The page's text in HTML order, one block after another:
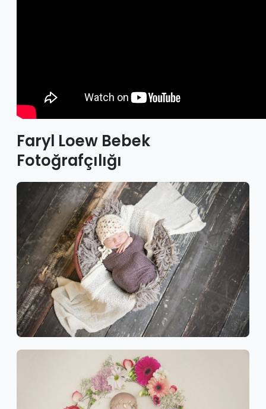
Faryl Loew Bebek
Fotoğrafçılığı